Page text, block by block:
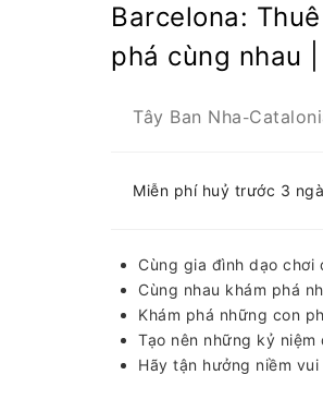
Barcelona:
phá cùng nhau
Tây Ban Nha-
Miễn phí huỷ trước 3
Cùng gia đình dạo chơi
Cùng nhau khám phá
Khám phá những con
Tạo nên những kỷ
Hãy tận hưởng niềm